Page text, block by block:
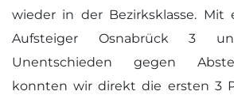
wieder in der Bezirksklasse. Mit
Aufsteiger Osnabrück 3
Unentschieden gegen
konnten wir direkt die ersten 3